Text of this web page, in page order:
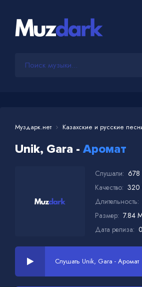
Муздарк.нет Казахские и русские
Unik, Gara - Аромат
Слушали: 678
Качество: 320
Длительность:
Размер: 7.84
Дата релиза:
Слушать Unik, Gara - Аромат